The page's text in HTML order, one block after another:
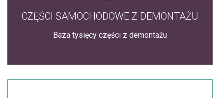
CZĘŚCI SAMOCHODOWE Z DEMONTAŻU
Baza tysięcy części z demontażu